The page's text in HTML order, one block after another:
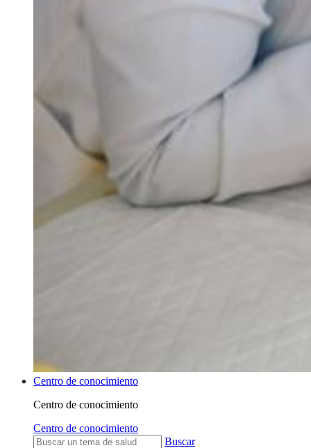
Centro de conocimiento
Centro de conocimiento
Centro de conocimiento
Buscar